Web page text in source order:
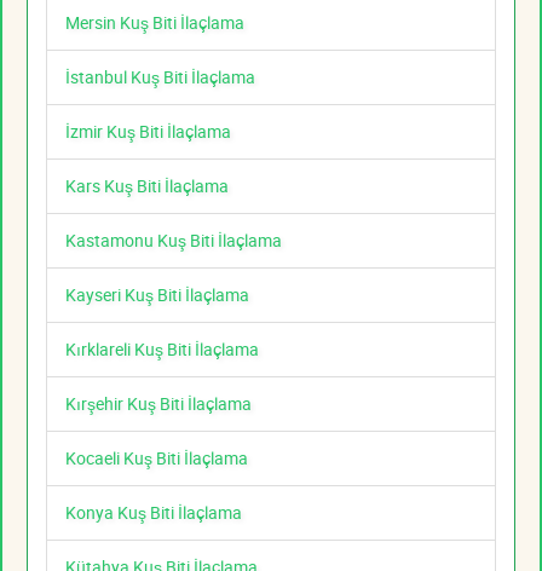
Mersin Kuş Biti İlaçlama
İstanbul Kuş Biti İlaçlama
İzmir Kuş Biti İlaçlama
Kars Kuş Biti İlaçlama
Kastamonu Kuş Biti İlaçlama
Kayseri Kuş Biti İlaçlama
Kırklareli Kuş Biti İlaçlama
Kırşehir Kuş Biti İlaçlama
Kocaeli Kuş Biti İlaçlama
Konya Kuş Biti İlaçlama